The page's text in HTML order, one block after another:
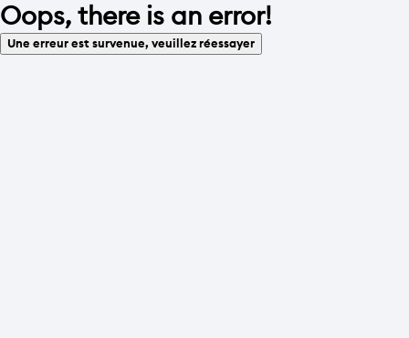
Oops, there is an error!
Une erreur est survenue, veuillez réessayer